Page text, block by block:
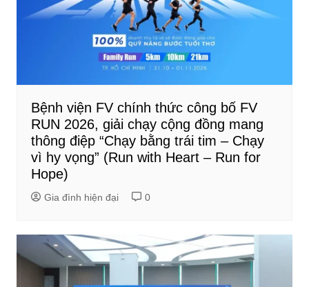
Bệnh viện FV chính thức công bố FV
RUN 2026, giải chạy cộng đồng mang
thông điệp “Chạy bằng trái tim – Chạy
vì hy vọng” (Run with Heart – Run for
Hope)
Gia đình hiện đại 0